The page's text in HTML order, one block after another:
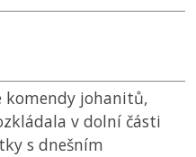
komendy johanitů,
v dolní části
s dnešním